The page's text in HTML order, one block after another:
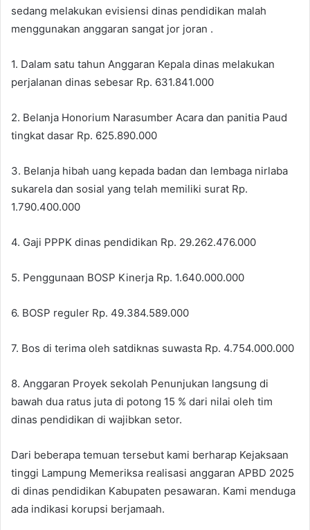
sedang melakukan evisiensi dinas pendidikan malah
menggunakan anggaran sangat jor joran .
1. Dalam satu tahun Anggaran Kepala dinas melakukan
perjalanan dinas sebesar Rp. 631.841.000
2. Belanja Honorium Narasumber Acara dan panitia Paud
tingkat dasar Rp. 625.890.000
3. Belanja hibah uang kepada badan dan lembaga nirlaba
sukarela dan sosial yang telah memiliki surat Rp.
1.790.400.000
4. Gaji PPPK dinas pendidikan Rp. 29.262.476.000
5. Penggunaan BOSP Kinerja Rp. 1.640.000.000
6. BOSP reguler Rp. 49.384.589.000
7. Bos di terima oleh satdiknas suwasta Rp. 4.754.000.000
8. Anggaran Proyek sekolah Penunjukan langsung di
bawah dua ratus juta di potong 15 % dari nilai oleh tim
dinas pendidikan di wajibkan setor.
Dari beberapa temuan tersebut kami berharap Kejaksaan
tinggi Lampung Memeriksa realisasi anggaran APBD 2025
di dinas pendidikan Kabupaten pesawaran. Kami menduga
ada indikasi korupsi berjamaah.